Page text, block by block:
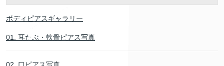
ボディピアスギャラリー
01. 耳たぶ・軟骨ピアス写真